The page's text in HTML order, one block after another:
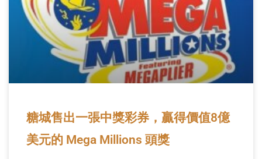
糖城售出一張中獎彩券，贏得價值8億
美元的 Mega Millions 頭獎